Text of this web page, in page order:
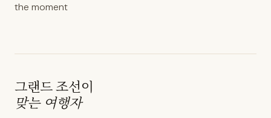
the moment
그랜드 조선이
맞는 여행자